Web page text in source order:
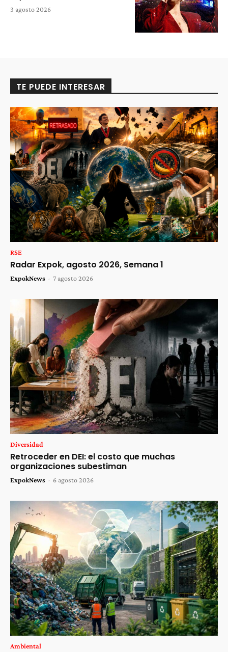
3 agosto 2026
TE PUEDE INTERESAR
RSE
Radar Expok, agosto 2026, Semana 1
ExpokNews - 7 agosto 2026
Diversidad
Retroceder en DEI: el costo que muchas
organizaciones subestiman
ExpokNews - 6 agosto 2026
Ambiental